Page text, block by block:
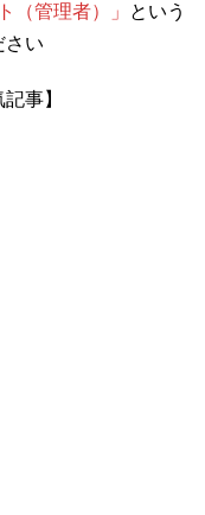
（管理者）」
という
さい
事】